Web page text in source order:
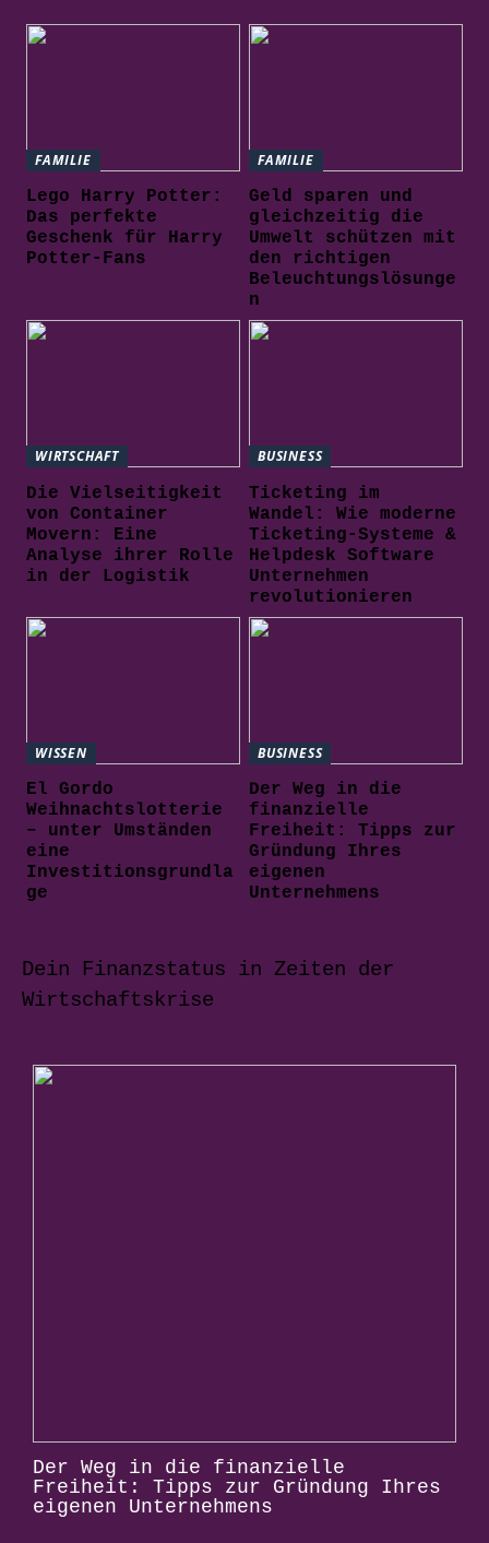
FAMILIE
Lego Harry Potter:
Das perfekte
Geschenk für Harry
Potter-Fans
FAMILIE
Geld sparen und
gleichzeitig die
Umwelt schützen mit
den richtigen
Beleuchtungslösunge
n
WIRTSCHAFT
Die Vielseitigkeit
von Container
Movern: Eine
Analyse ihrer Rolle
in der Logistik
BUSINESS
Ticketing im
Wandel: Wie moderne
Ticketing-Systeme &
Helpdesk Software
Unternehmen
revolutionieren
WISSEN
El Gordo
Weihnachtslotterie
– unter Umständen
eine
Investitionsgrundla
ge
BUSINESS
Der Weg in die
finanzielle
Freiheit: Tipps zur
Gründung Ihres
eigenen
Unternehmens
Dein Finanzstatus in Zeiten der
Wirtschaftskrise
Der Weg in die finanzielle
Freiheit: Tipps zur Gründung Ihres
eigenen Unternehmens